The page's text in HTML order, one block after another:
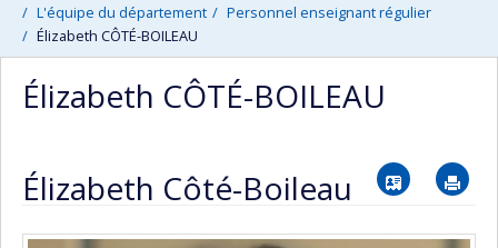
L'équipe du département
Personnel enseignant régulier
Élizabeth CÔTÉ-BOILEAU
Élizabeth CÔTÉ-BOILEAU
Élizabeth Côté-Boileau Vcard